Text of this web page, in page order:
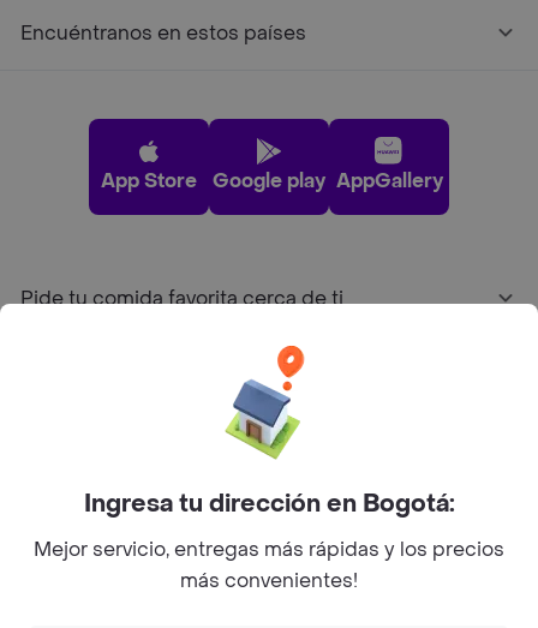
Encuéntranos en estos países
App Store Google play AppGallery
Pide tu comida favorita cerca de ti
Sobre Rappi
Facebook
Twitter
Instagram
Ingresa tu dirección en Bogotá:
Mejor servicio, entregas más rápidas y los precios
más convenientes!